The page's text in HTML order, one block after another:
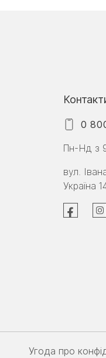
0
Пн-Нд з
вул.
Україна
Угода про